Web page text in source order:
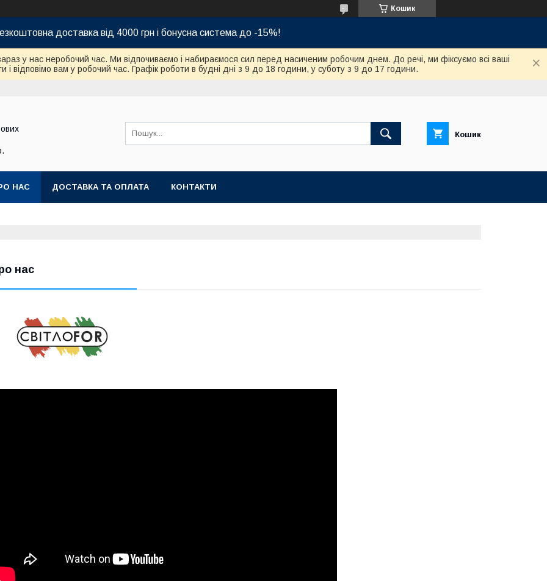
Кошик
доставка від 4000 грн і бонусна система до -15%!
у нас неробочий час. Ми відпочиваємо і набираємося сил перед насиченим робочим днем. До речі, ми фіксуємо всі ваші
і відповімо вам у робочий час. Графік роботи в будні дні з 9 до 18 години, у суботу з 9 до 17 години.
Кошик
НАС ДОСТАВКА ТА ОПЛАТА КОНТАКТИ
нас